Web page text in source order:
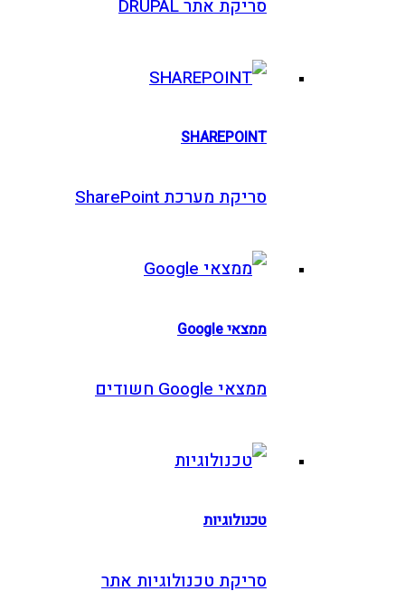
סריקת אתר DRUPAL
SHAREPOINT
סריקת מערכת SharePoint
ממצאי Google חשודים
טכנולוגיות
סריקת טכנולוגיות אתר